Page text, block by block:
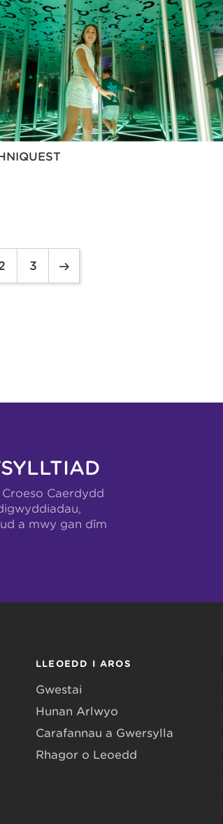
3
Caerdydd
a mwy gan dîm
LLEOEDD I AROS
Gwestai
Hunan Arlwyo
Carafannau a Gwersylla
Rhagor o Leoedd